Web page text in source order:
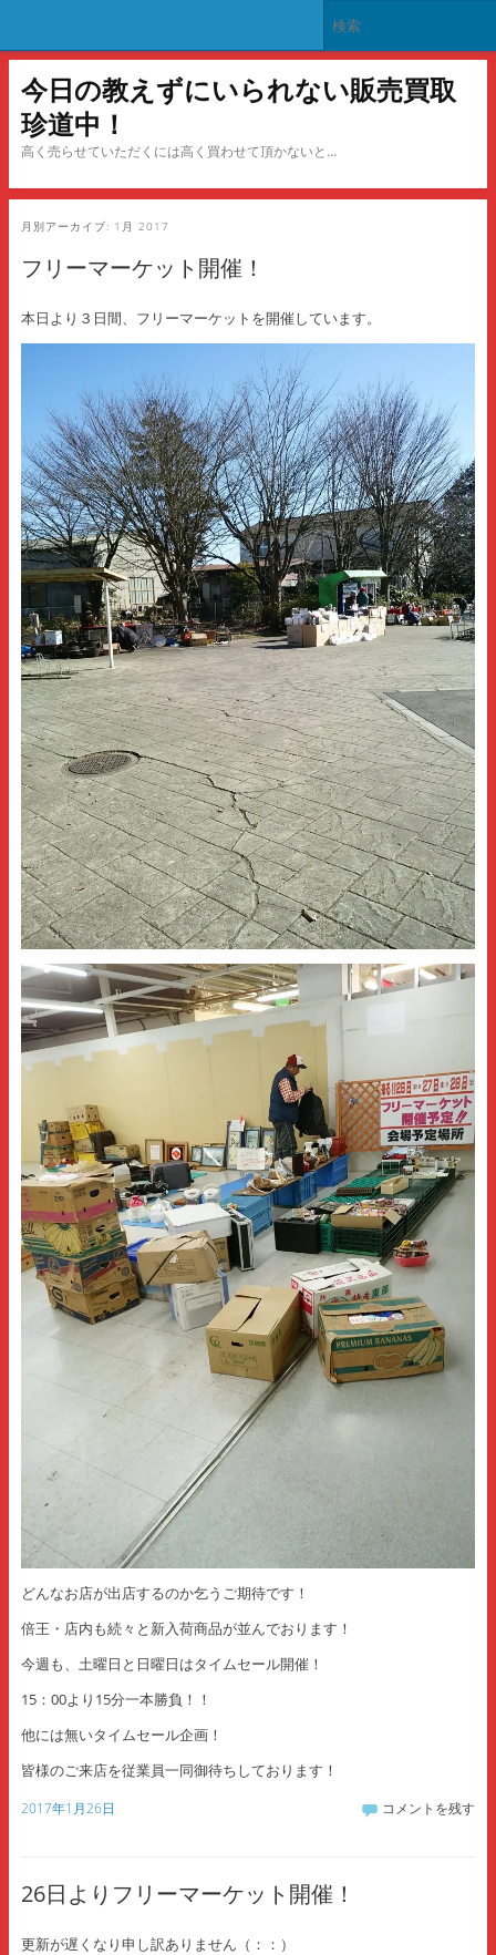
今日の教えずにいられない販売買取
珍道中！
高く売らせていただくには高く買わせて頂かないと…
月別アーカイブ: 1月 2017
フリーマーケット開催！
本日より３日間、フリーマーケットを開催しています。
どんなお店が出店するのか乞うご期待です！
倍王・店内も続々と新入荷商品が並んでおります！
今週も、土曜日と日曜日はタイムセール開催！
15：00より15分一本勝負！！
他には無いタイムセール企画！
皆様のご来店を従業員一同御待ちしております！
2017年1月26日 コメントを残す
26日よりフリーマーケット開催！
更新が遅くなり申し訳ありません（：：）